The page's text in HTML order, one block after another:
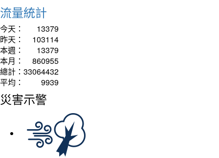
流量統計
今天：
13379
昨天：
103114
本週：
13379
本月：
860955
總計： 33064432
平均：
9939
災害示警